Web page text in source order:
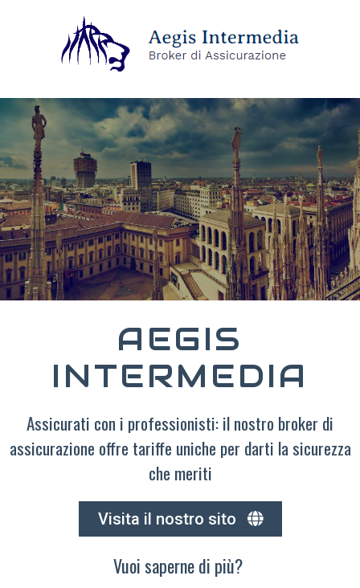
AEGIS
INTERMEDIA
Assicurati con i professionisti: il nostro broker di
assicurazione offre tariffe uniche per darti la sicurezza
che meriti
Visita il nostro sito
Vuoi saperne di più?